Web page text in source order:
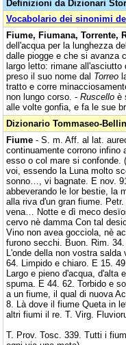
Definizioni da Dizionari
Vocabolario dei sinonimi
Fiume, Fiumana, Torrente,
dell'acqua per la lunghezza
dalle piogge e che si avanza
largo letto: rimane all'asciutto
preso il suo nome dal Torreo
tratto e corre
non lungo corso. - Ruscello è
alle volte gonfia, e fa le sue
Dizionario Tommaseo-
Fiume - S. m. Aff. al lat.
continuamente corrono infino
esso o col mare si confonde.
voi, essendo la Luna molto
sonno…, vi bagnate. E nov.
abbeverando le lor bestie, la
alla riva d'un gran fiume.
vena… Notte e dì meco
cervo nè damma Con tal
Vino non avea gocciola, nè
furono secchi. Buon. Rim.
L'onde della non vostra salda
64. Limpido e chiaro. E 15.
Largo e pieno d'acqua, d'alta
spuma. E 44. 62. Torbido e
a un fiume, il qual di nuova
8. Là dove il fiume Queta in
altri fiumi il re. T. Virg.
T. Prov. Tosc. 339. Tutti i